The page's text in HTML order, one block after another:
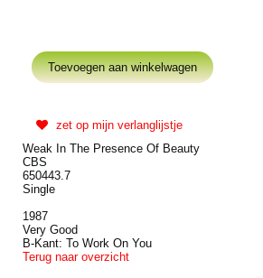
zet op mijn verlanglijstje
Weak In The Presence Of Beauty
CBS
650443.7
Single
1987
Very Good
B-Kant: To Work On You
Terug naar overzicht